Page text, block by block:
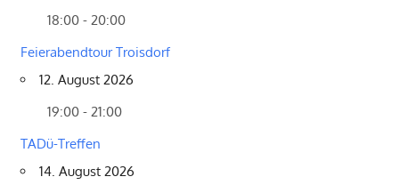
18:00 - 20:00
Feierabendtour Troisdorf
12. August 2026
19:00 - 21:00
TADü-Treffen
14. August 2026